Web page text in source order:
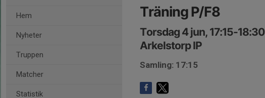
Hem
Nyheter
Truppen
Matcher
Statistik
Träning P/F8
Torsdag 4 jun, 17:15-18:30
Arkelstorp IP
Samling: 17:15